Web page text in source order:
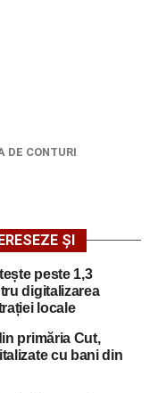
DE CONTURI
ȘI
peste 1,3
digitalizarea
locale
primăria Cut,
cu bani din